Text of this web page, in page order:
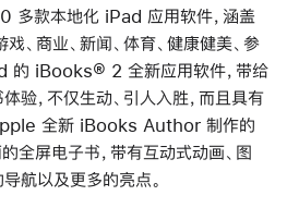
多款本地化 iPad 应用软件，涵盖
、商业、新闻、体育、健康健美、参
的 iBooks® 2 全新应用软件，带给
验，不仅生动、引人入胜，而且具有
全新 iBooks Author 制作的
全屏电子书，带有互动式动画、图
导航以及更多的亮点。